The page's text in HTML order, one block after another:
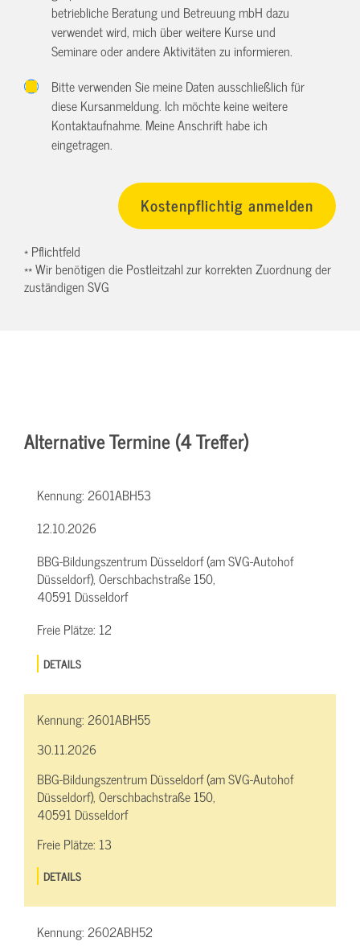
betriebliche Beratung und Betreuung mbH dazu
verwendet wird, mich über weitere Kurse und
Seminare oder andere Aktivitäten zu informieren.
Bitte verwenden Sie meine Daten ausschließlich für
diese Kursanmeldung. Ich möchte keine weitere
Kontaktaufnahme. Meine Anschrift habe ich
eingetragen.
* Pflichtfeld
** Wir benötigen die Postleitzahl zur korrekten Zuordnung der
zuständigen SVG
Alternative Termine (4 Treffer)
Kennung:2601ABH53
12.10.2026
BBG-Bildungszentrum Düsseldorf (am SVG-Autohof
Düsseldorf), Oerschbachstraße 150,
40591 Düsseldorf
Freie Plätze: 12
DETAILS
Kennung:2601ABH55
30.11.2026
BBG-Bildungszentrum Düsseldorf (am SVG-Autohof
Düsseldorf), Oerschbachstraße 150,
40591 Düsseldorf
Freie Plätze: 13
DETAILS
Kennung:2602ABH52